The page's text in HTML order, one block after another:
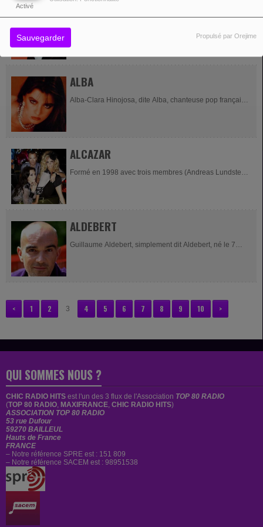
Activé
Sauvegarder Propulsé par Orejime
Alain Chamfort, de son vrai nom Alain Le Govic, est un
musicien, chanteur et compositeur français né le 2 mars
ALBA
Alba-Clara Hinojosa, dite Alba, chanteuse pop française.
ALCAZAR
Formé en 1998 avec trois membres (Andreas Lundstedt,
ALDEBERT
Guillaume Aldebert, simplement dit Aldebert, né le 7
< 1 2 3 4 5 6 7 8 9 10 >
QUI SOMMES NOUS ?
CHIC RADIO HITS est l'un des 3 flux de l'Association TOP 80 RADIO
(TOP 80 RADIO, MAXIFRANCE, CHIC RADIO HITS)
ASSOCIATION TOP 80 RADIO
53 rue Dufour
59270 BAILLEUL
Hauts de France
FRANCE
– Notre référence SPRE est : 151 809
– Notre référence SACEM est : 98951538